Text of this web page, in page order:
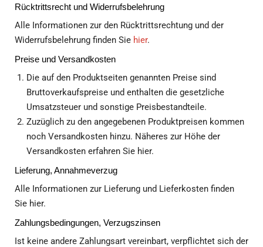
Rücktrittsrecht und Widerrufsbelehrung
Alle Informationen zur den Rücktrittsrechtung und der
Widerrufsbelehrung finden Sie hier.
Preise und Versandkosten
Die auf den Produktseiten genannten Preise sind
Bruttoverkaufspreise und enthalten die gesetzliche
Umsatzsteuer und sonstige Preisbestandteile.
Zuzüglich zu den angegebenen Produktpreisen kommen
noch Versandkosten hinzu. Näheres zur Höhe der
Versandkosten erfahren Sie hier.
Lieferung, Annahmeverzug
Alle Informationen zur Lieferung und Lieferkosten finden
Sie hier.
Zahlungsbedingungen, Verzugszinsen
Ist keine andere Zahlungsart vereinbart, verpflichtet sich der